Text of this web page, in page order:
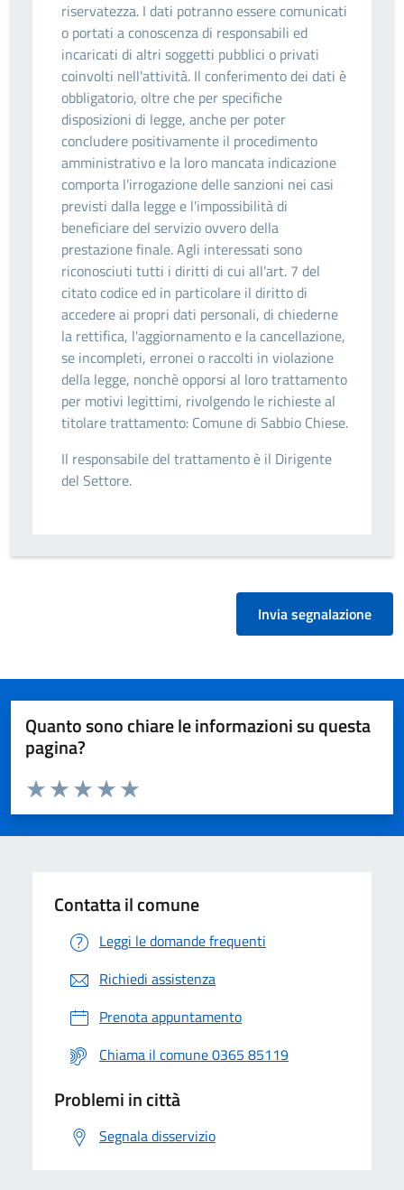
riservatezza. I dati potranno essere comunicati
o portati a conoscenza di responsabili ed
incaricati di altri soggetti pubblici o privati
coinvolti nell'attività. Il conferimento dei dati è
obbligatorio, oltre che per specifiche
disposizioni di legge, anche per poter
concludere positivamente il procedimento
amministrativo e la loro mancata indicazione
comporta l'irrogazione delle sanzioni nei casi
previsti dalla legge e l'impossibilità di
beneficiare del servizio ovvero della
prestazione finale. Agli interessati sono
riconosciuti tutti i diritti di cui all'art. 7 del
citato codice ed in particolare il diritto di
accedere ai propri dati personali, di chiederne
la rettifica, l'aggiornamento e la cancellazione,
se incompleti, erronei o raccolti in violazione
della legge, nonchè opporsi al loro trattamento
per motivi legittimi, rivolgendo le richieste al
titolare trattamento: Comune di Sabbio Chiese.
Il responsabile del trattamento è il Dirigente
del Settore.
Invia segnalazione
Quanto sono chiare le informazioni su questa
pagina?
Valuta da 1 a 5 stelle la pagina
Valuta 5 stelle su 5
Valuta 4 stelle su 5
Valuta 3 stelle su 5
Valuta 2 stelle su 5
Valuta 1 stelle su 5
Contatta il comune
Leggi le domande frequenti
Richiedi assistenza
Prenota appuntamento
Chiama il comune 0365 85119
Problemi in città
Segnala disservizio